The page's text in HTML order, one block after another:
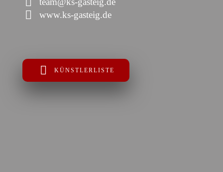
www.ks-gasteig.de
KÜNSTLERLISTE